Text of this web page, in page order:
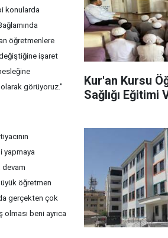
konularda
öğretmenlere
işaret
görüyoruz."
yapmaya
devam
öğretmen
gerçekten çok
beni ayrıca
Kur'an Kursu
Sağlığı Eğitimi